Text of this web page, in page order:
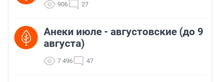
906 27
Анеки июле - августовские (до 9
августа)
7 496 47